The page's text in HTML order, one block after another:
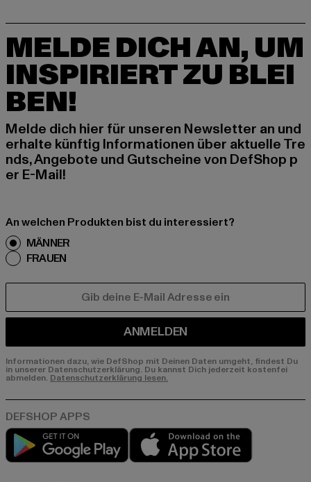
MELDE DICH AN, UM
INSPIRIERT ZU BLEI
BEN!
Melde dich hier für unseren Newsletter an und
erhalte künftig Informationen über aktuelle Tre
nds, Angebote und Gutscheine von DefShop p
er E-Mail!
An welchen Produkten bist du interessiert?
MÄNNER
FRAUEN
ANMELDEN
Informationen dazu, wie DefShop mit Deinen Daten umgeht, findest Du
in unserer Datenschutzerklärung. Du kannst Dich jederzeit kostenfei
abmelden. Datenschutzerklärung lesen.
Play market